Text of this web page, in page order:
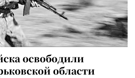
освободили
области